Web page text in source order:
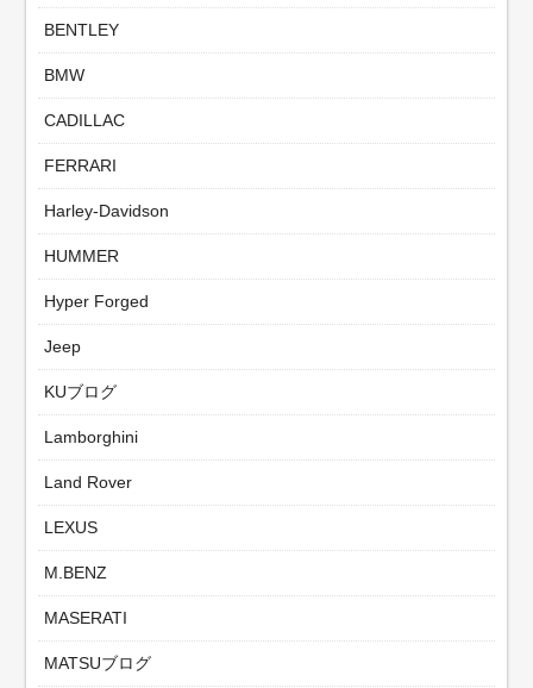
BENTLEY
BMW
CADILLAC
FERRARI
Harley-Davidson
HUMMER
Hyper Forged
Jeep
KUブログ
Lamborghini
Land Rover
LEXUS
M.BENZ
MASERATI
MATSUブログ